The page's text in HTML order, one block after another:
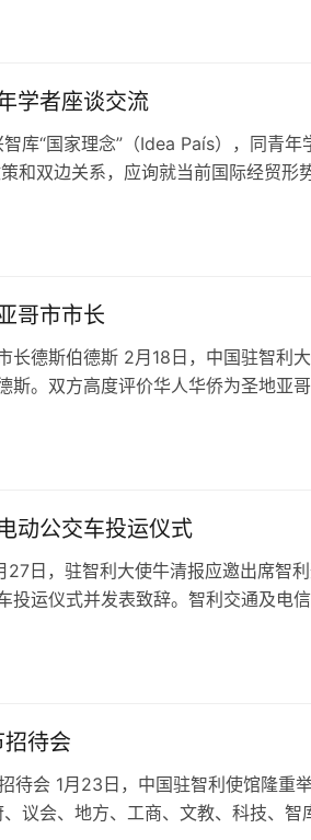
学者座谈交流
库“国家理念”（Idea País），同青年
和双边关系，应询就当前国际经贸形
哥市市长
长德斯伯德斯 2月18日，中国驻智利
斯。双方高度评价华人华侨为圣地亚哥
动公交车投运仪式
27日，驻智利大使牛清报应邀出席智
投运仪式并发表致辞。智利交通及电信
待会
待会 1月23日，中国驻智利使馆隆重
议会、地方、工商、文教、科技、智